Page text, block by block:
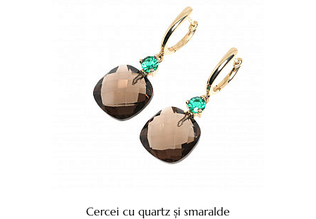
Cercei cu quartz și smaralde